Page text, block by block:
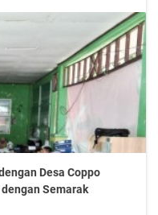
Desa Coppo
Semarak